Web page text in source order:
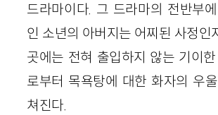
드라마이다. 그 드라마의 전반부
인 소년의 아버지는 어찌된 사정인
곳에는 전혀 출입하지 않는 기이
로부터 목욕탕에 대한 화자의 우
쳐진다.